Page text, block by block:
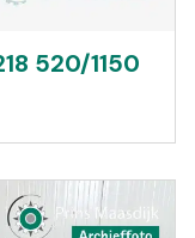
520/1150